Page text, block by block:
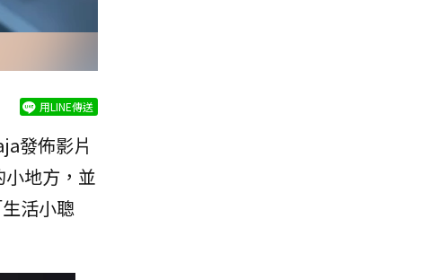
用LINE傳送
發佈影片
小地方，並
活小聰